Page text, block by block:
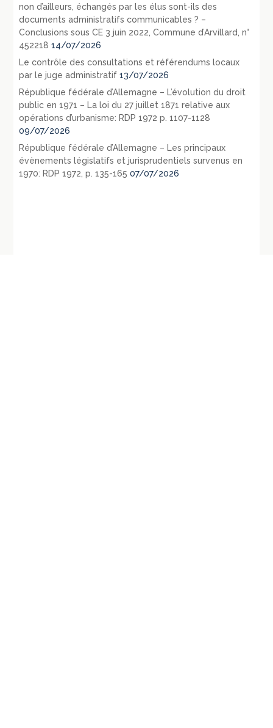
non d’ailleurs, échangés par les élus sont-ils des
documents administratifs communicables ? –
Conclusions sous CE 3 juin 2022, Commune d’Arvillard, n°
452218 14/07/2026
Le contrôle des consultations et référendums locaux
par le juge administratif 13/07/2026
République fédérale d’Allemagne – L’évolution du droit
public en 1971 – La loi du 27 juillet 1871 relative aux
opérations d’urbanisme: RDP 1972 p. 1107-1128
09/07/2026
République fédérale d’Allemagne – Les principaux
évènements législatifs et jurisprudentiels survenus en
1970: RDP 1972, p. 135-165 07/07/2026